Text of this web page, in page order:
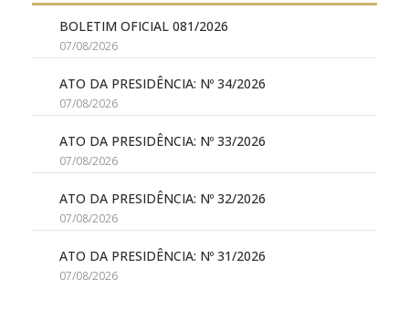
BOLETIM OFICIAL 081/2026
07/08/2026
ATO DA PRESIDÊNCIA: Nº 34/2026
07/08/2026
ATO DA PRESIDÊNCIA: Nº 33/2026
07/08/2026
ATO DA PRESIDÊNCIA: Nº 32/2026
07/08/2026
ATO DA PRESIDÊNCIA: Nº 31/2026
07/08/2026